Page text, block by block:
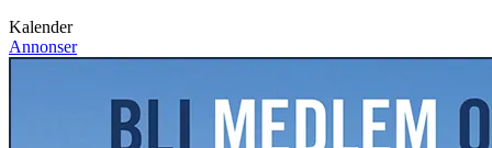
Kalender
Annonser